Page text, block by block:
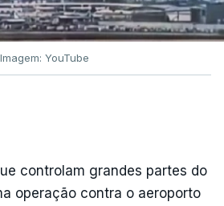
Imagem: YouTube
controlam grandes partes do
operação contra o aeroporto